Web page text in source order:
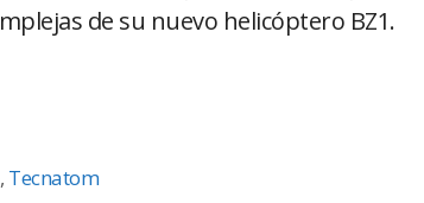
de su nuevo helicóptero BZ1.
, Tecnatom